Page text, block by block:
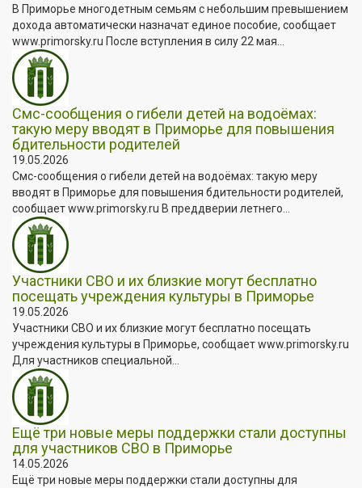
В Приморье многодетным семьям с небольшим превышением
дохода автоматически назначат единое пособие, сообщает
www.primorsky.ru После вступления в силу 22 мая...
Смс-сообщения о гибели детей на водоёмах:
такую меру вводят в Приморье для повышения
бдительности родителей
19.05.2026
Смс-сообщения о гибели детей на водоёмах: такую меру
вводят в Приморье для повышения бдительности родителей,
сообщает www.primorsky.ru В преддверии летнего...
Участники СВО и их близкие могут бесплатно
посещать учреждения культуры в Приморье
19.05.2026
Участники СВО и их близкие могут бесплатно посещать
учреждения культуры в Приморье, сообщает www.primorsky.ru
Для участников специальной...
Ещё три новые меры поддержки стали доступны
для участников СВО в Приморье
14.05.2026
Ещё три новые меры поддержки стали доступны для